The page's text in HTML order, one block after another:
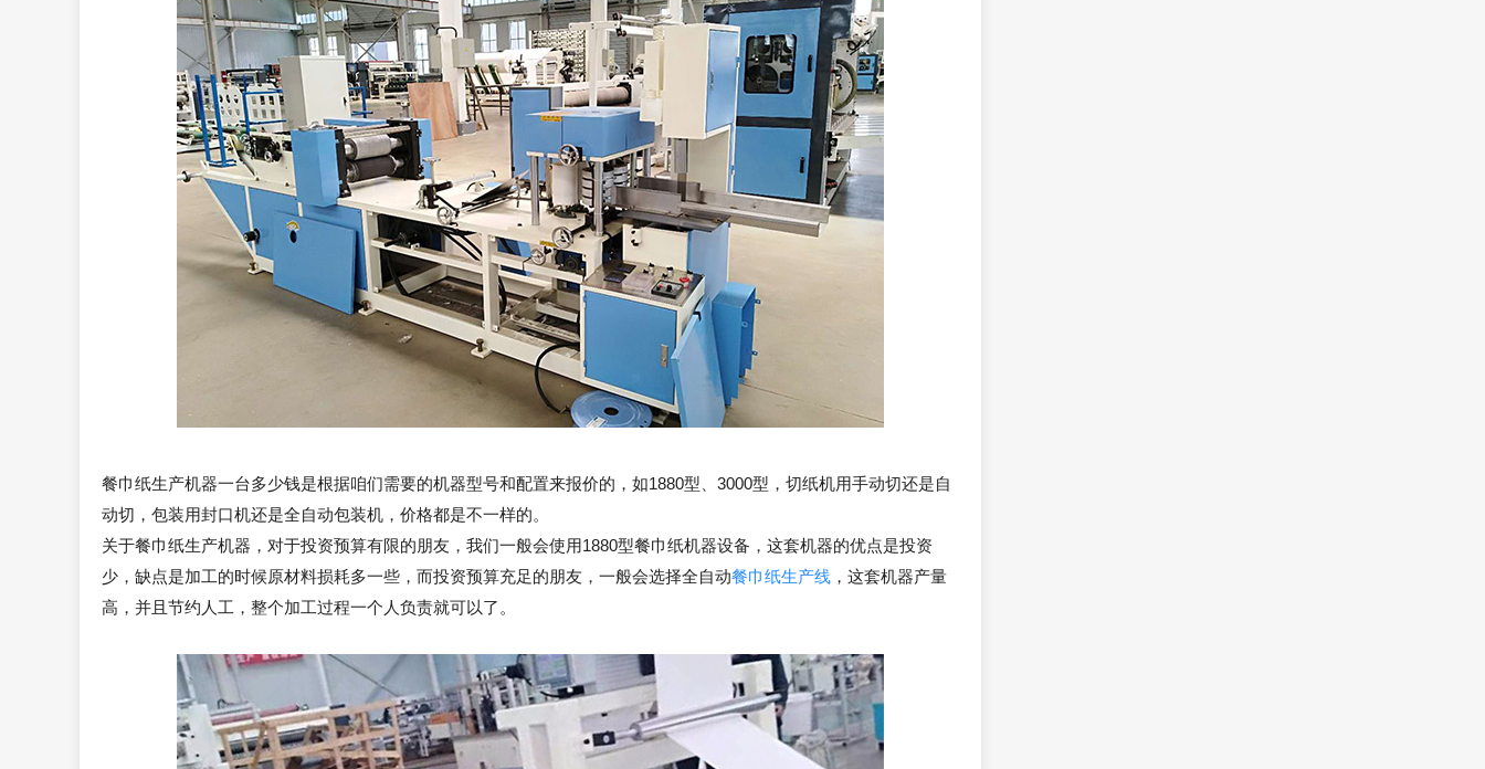
餐巾纸生产机器一台多少钱是根据咱们需要的机器型号和配置来报价的，如1880型、3000型，切纸机用手动切还是自
动切，包装用封口机还是全自动包装机，价格都是不一样的。
关于餐巾纸生产机器，对于投资预算有限的朋友，我们一般会使用1880型餐巾纸机器设备，这套机器的优点是投资
少，缺点是加工的时候原材料损耗多一些，而投资预算充足的朋友，一般会选择全自动餐巾纸生产线 ，这套机器产量
高，并且节约人工，整个加工过程一个人负责就可以了。